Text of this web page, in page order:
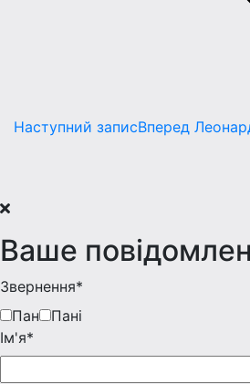
Наступний записВперед
Ваше
Звернення*
Пан
Пані
Iм'я*